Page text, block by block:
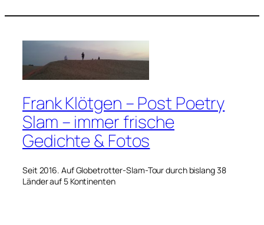
Frank Klötgen – Post Poetry
Slam – immer frische
Gedichte & Fotos
Seit 2016. Auf Globetrotter-Slam-Tour durch bislang 38
Länder auf 5 Kontinenten